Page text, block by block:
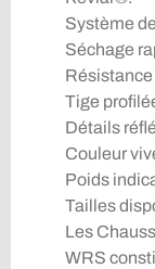
Système
Séchage
Tige
Détails
Couleur
Poids
Tailles
Les
WRS